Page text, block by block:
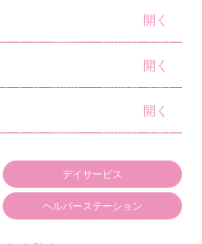
デイサービス
ヘルパーステーション